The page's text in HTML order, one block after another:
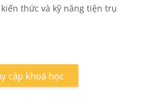
thức và kỹ năng tiện trụ
cập khoá học